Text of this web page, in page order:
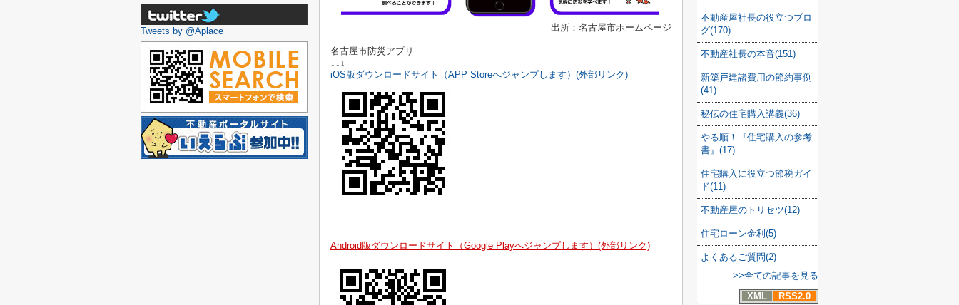
出所：名古屋市ホームページ
名古屋市防災アプリ
↓↓↓
iOS版ダウンロードサイト（APP Storeへジャンプします） (外部リンク)
Android版ダウンロードサイト（Google Playへジャンプします） (外部リンク)
不動産屋社長の役立つブロ
グ(170)
不動産社長の本音(151)
新築戸建諸費用の節約事例
(41)
秘伝の住宅購入講義(36)
やる順！『住宅購入の参考
書』(17)
住宅購入に役立つ節税ガイ
ド(11)
不動産屋のトリセツ(12)
住宅ローン金利(5)
よくあるご質問(2)
>>全ての記事を見る
XML
RSS2.0
Tweets by @Aplace_